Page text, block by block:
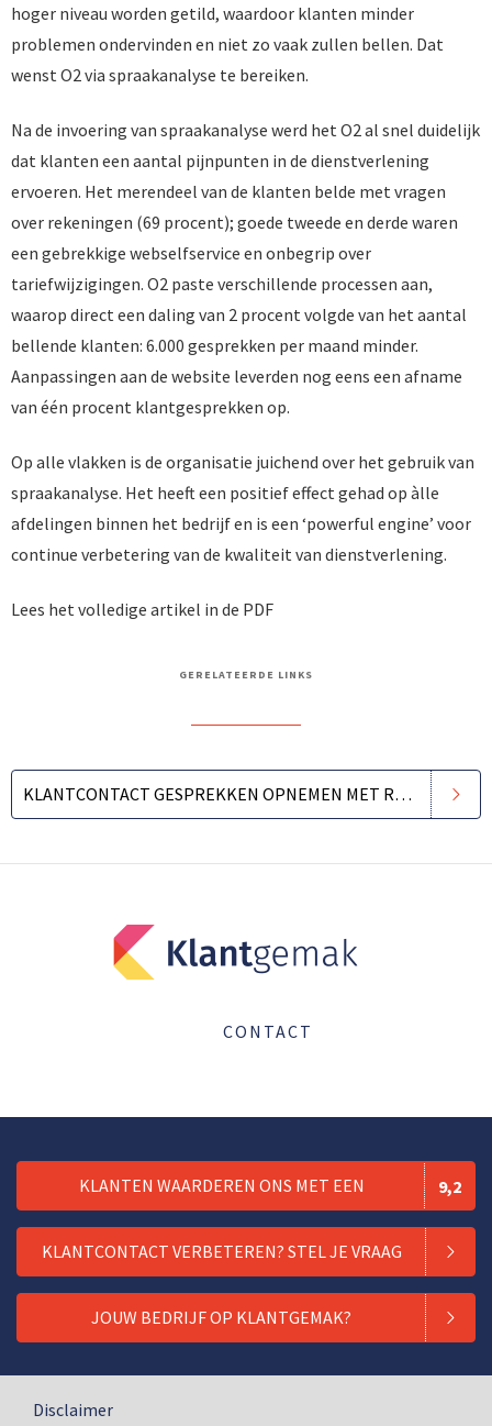
hoger niveau worden getild, waardoor klanten minder
problemen ondervinden en niet zo vaak zullen bellen. Dat
wenst O2 via spraakanalyse te bereiken.
Na de invoering van spraakanalyse werd het O2 al snel duidelijk
dat klanten een aantal pijnpunten in de dienstverlening
ervoeren. Het merendeel van de klanten belde met vragen
over rekeningen (69 procent); goede tweede en derde waren
een gebrekkige webselfservice en onbegrip over
tariefwijzigingen. O2 paste verschillende processen aan,
waarop direct een daling van 2 procent volgde van het aantal
bellende klanten: 6.000 gesprekken per maand minder.
Aanpassingen aan de website leverden nog eens een afname
van één procent klantgesprekken op.
Op alle vlakken is de organisatie juichend over het gebruik van
spraakanalyse. Het heeft een positief effect gehad op àlle
afdelingen binnen het bedrijf en is een ‘powerful engine’ voor
continue verbetering van de kwaliteit van dienstverlening.
Lees het volledige artikel in de PDF
GERELATEERDE LINKS
KLANTCONTACT GESPREKKEN OPNEMEN MET REAL-TIME SPEECH ANALYTICS
CONTACT
KLANTEN WAARDEREN ONS MET EEN 9,2
KLANTCONTACT VERBETEREN? STEL JE VRAAG
JOUW BEDRIJF OP KLANTGEMAK?
Disclaimer